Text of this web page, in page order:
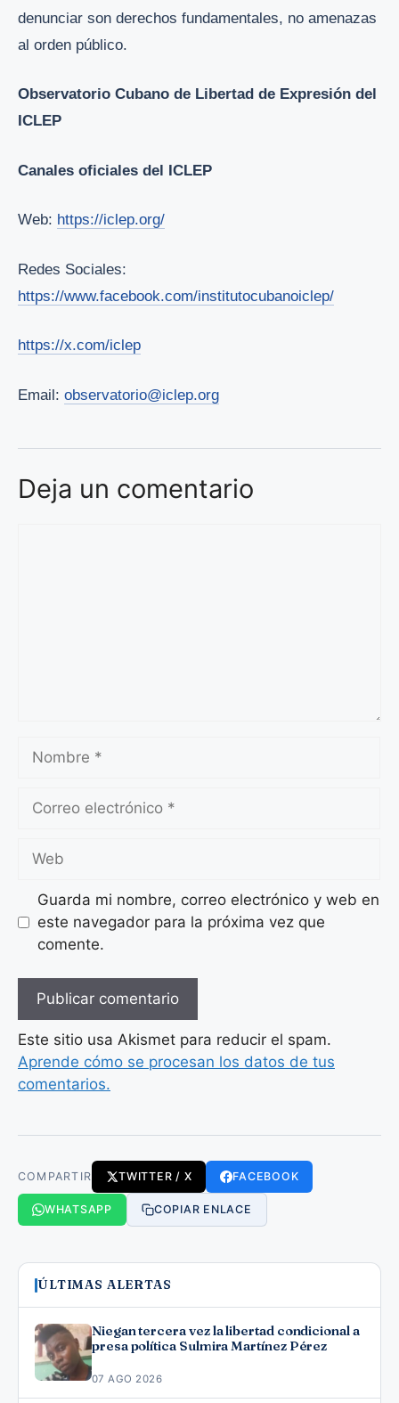
denunciar son derechos fundamentales, no amenazas
al orden público.
Observatorio Cubano de Libertad de Expresión del
ICLEP
Canales oficiales del ICLEP
Web: https://iclep.org/
Redes Sociales:
https://www.facebook.com/institutocubanoiclep/
https://x.com/iclep
Email: observatorio@iclep.org
Deja un comentario
electrónico
Guarda mi nombre, correo electrónico y web en
este navegador para la próxima vez que
comente.
Este sitio usa Akismet para reducir el spam.
Aprende cómo se procesan los datos de tus
comentarios.
COMPARTIR TWITTER / X FACEBOOK
WHATSAPP COPIAR ENLACE
ÚLTIMAS ALERTAS
Niegan tercera vez la libertad condicional a
presa política Sulmira Martínez Pérez
07 AGO 2026